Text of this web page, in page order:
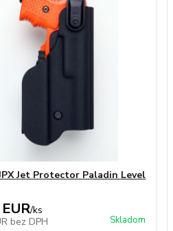
Jet Protector Paladin Level
/ks
bez DPH Skladom